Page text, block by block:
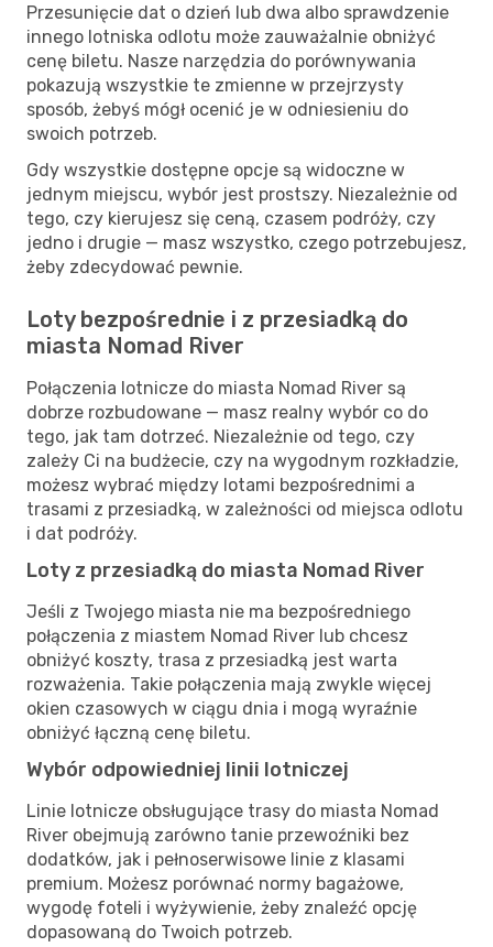
Przesunięcie dat o dzień lub dwa albo sprawdzenie
innego lotniska odlotu może zauważalnie obniżyć
cenę biletu. Nasze narzędzia do porównywania
pokazują wszystkie te zmienne w przejrzysty
sposób, żebyś mógł ocenić je w odniesieniu do
swoich potrzeb.
Gdy wszystkie dostępne opcje są widoczne w
jednym miejscu, wybór jest prostszy. Niezależnie od
tego, czy kierujesz się ceną, czasem podróży, czy
jedno i drugie — masz wszystko, czego potrzebujesz,
żeby zdecydować pewnie.
Loty bezpośrednie i z przesiadką do
miasta Nomad River
Połączenia lotnicze do miasta Nomad River są
dobrze rozbudowane — masz realny wybór co do
tego, jak tam dotrzeć. Niezależnie od tego, czy
zależy Ci na budżecie, czy na wygodnym rozkładzie,
możesz wybrać między lotami bezpośrednimi a
trasami z przesiadką, w zależności od miejsca odlotu
i dat podróży.
Loty z przesiadką do miasta Nomad River
Jeśli z Twojego miasta nie ma bezpośredniego
połączenia z miastem Nomad River lub chcesz
obniżyć koszty, trasa z przesiadką jest warta
rozważenia. Takie połączenia mają zwykle więcej
okien czasowych w ciągu dnia i mogą wyraźnie
obniżyć łączną cenę biletu.
Wybór odpowiedniej linii lotniczej
Linie lotnicze obsługujące trasy do miasta Nomad
River obejmują zarówno tanie przewoźniki bez
dodatków, jak i pełnoserwisowe linie z klasami
premium. Możesz porównać normy bagażowe,
wygodę foteli i wyżywienie, żeby znaleźć opcję
dopasowaną do Twoich potrzeb.